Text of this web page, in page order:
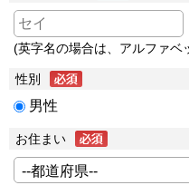
(英字名の場合は、アルファベ
性別
男性
お住まい